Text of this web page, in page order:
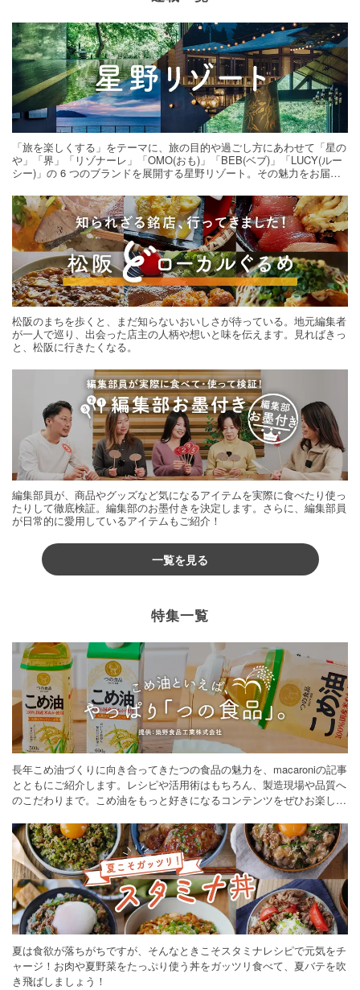
「旅を楽しくする」をテーマに、旅の目的や過ごし方にあわせて「星の
や」「界」「リゾナーレ」「OMO(おも)」「BEB(ベブ)」「LUCY(ルー
シー)」の 6 つのブランドを展開する星野リゾート。その魅力をお届け
松阪のまちを歩くと、まだ知らないおいしさが待っている。地元編集者
が一人で巡り、出会った店主の人柄や想いと味を伝えます。見ればきっ
と、松阪に行きたくなる。
編集部員が、商品やグッズなど気になるアイテムを実際に食べたり使っ
たりして徹底検証。編集部のお墨付きを決定します。さらに、編集部員
が日常的に愛用しているアイテムもご紹介！
一覧を見る
特集一覧
長年こめ油づくりに向き合ってきたつの食品の魅力を、macaroniの記事
とともにご紹介します。レシピや活用術はもちろん、製造現場や品質へ
のこだわりまで。こめ油をもっと好きになるコンテンツをぜひお楽しみ
夏は食欲が落ちがちですが、そんなときこそスタミナレシピで元気をチ
ャージ！お肉や夏野菜をたっぷり使う丼をガッツリ食べて、夏バテを吹
き飛ばしましょう！